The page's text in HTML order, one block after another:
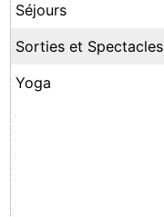
Séjours
Sorties et Spectacles
Yoga